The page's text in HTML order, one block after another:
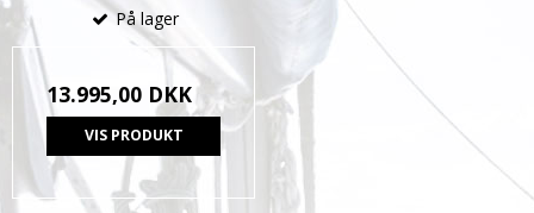
På lager
13.995,00 DKK
VIS PRODUKT